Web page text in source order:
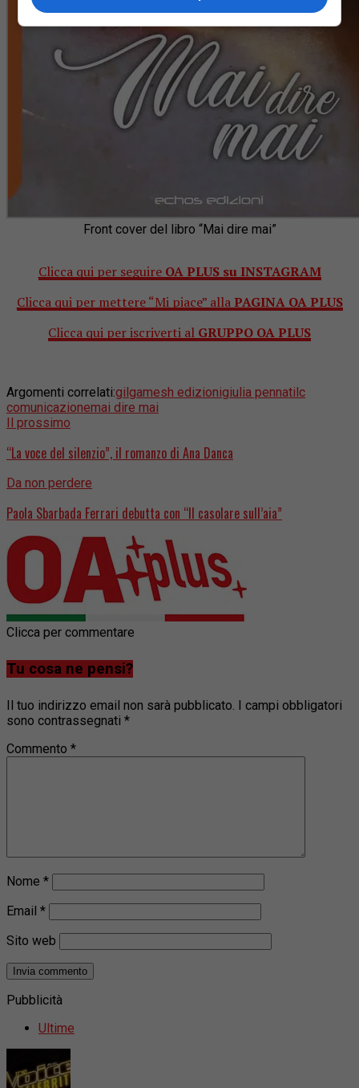
Front cover del libro “Mai dire mai”
Clicca qui per seguire OA PLUS su INSTAGRAM
Clicca qui per mettere “Mi piace” alla PAGINA OA PLUS
Clicca qui per iscriverti al GRUPPO OA PLUS
Argomenti correlati:gilgamesh edizionigiulia pennatilc
comunicazionemai dire mai
Il prossimo
“La voce del silenzio”, il romanzo di Ana Danca
Da non perdere
Paola Sbarbada Ferrari debutta con “Il casolare sull’aia”
Clicca per commentare
Tu cosa ne pensi?
Il tuo indirizzo email non sarà pubblicato. I campi obbligatori
sono contrassegnati *
Commento *
Nome *
Email *
Sito web
Pubblicità
Ultime